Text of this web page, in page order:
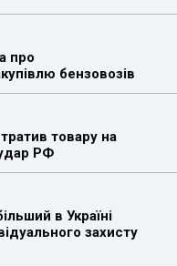
про
бензовозів
товару на
РФ
в Україні
захисту